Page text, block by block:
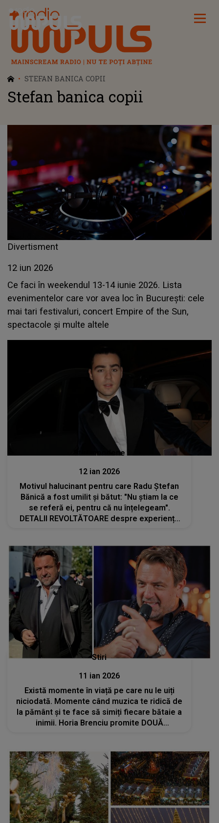
Radio Impuls
STEFAN BANICA COPII
Stefan banica copii
Divertisment
12 iun 2026
Ce faci în weekendul 13-14 iunie 2026. Lista
evenimentelor care vor avea loc în București: cele
mai tari festivaluri, concert Empire of the Sun,
spectacole și multe altele
Stiri mondene
12 ian 2026
Motivul halucinant pentru care Radu Ștefan
Bănică a fost umilit și bătut: "Nu știam la ce
se referă ei, pentru că nu înțelegeam".
DETALII REVOLTĂTOARE despre experiența
Stiri
11 ian 2026
Există momente în viață pe care nu le uiți
niciodată. Momente când muzica te ridică de
la pământ și te face să simiți fiecare bătaie a
inimii. Horia Brenciu promite DOUĂ